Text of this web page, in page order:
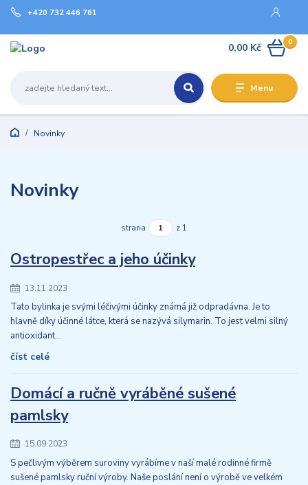
Menu
+420 732 446 761
0
0,00 Kč
Novinky
Novinky
strana z 1
Ostropestřec a jeho účinky
13.11.2023
Tato bylinka je svými léčivými účinky známá již odpradávna. Je to
hlavně díky účinné látce, která se nazývá silymarin. To jest velmi silný
antioxidant...
číst celé
Domácí a ručně vyráběné sušené
pamlsky
15.09.2023
S pečlivým výběrem suroviny vyrábíme v naší malé rodinné firmě
sušené pamlsky ruční výroby. Naše poslání není o výrobě ve velkém